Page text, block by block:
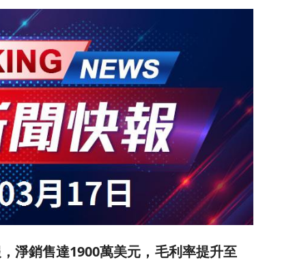
淨銷售達1900萬美元，毛利率提升至